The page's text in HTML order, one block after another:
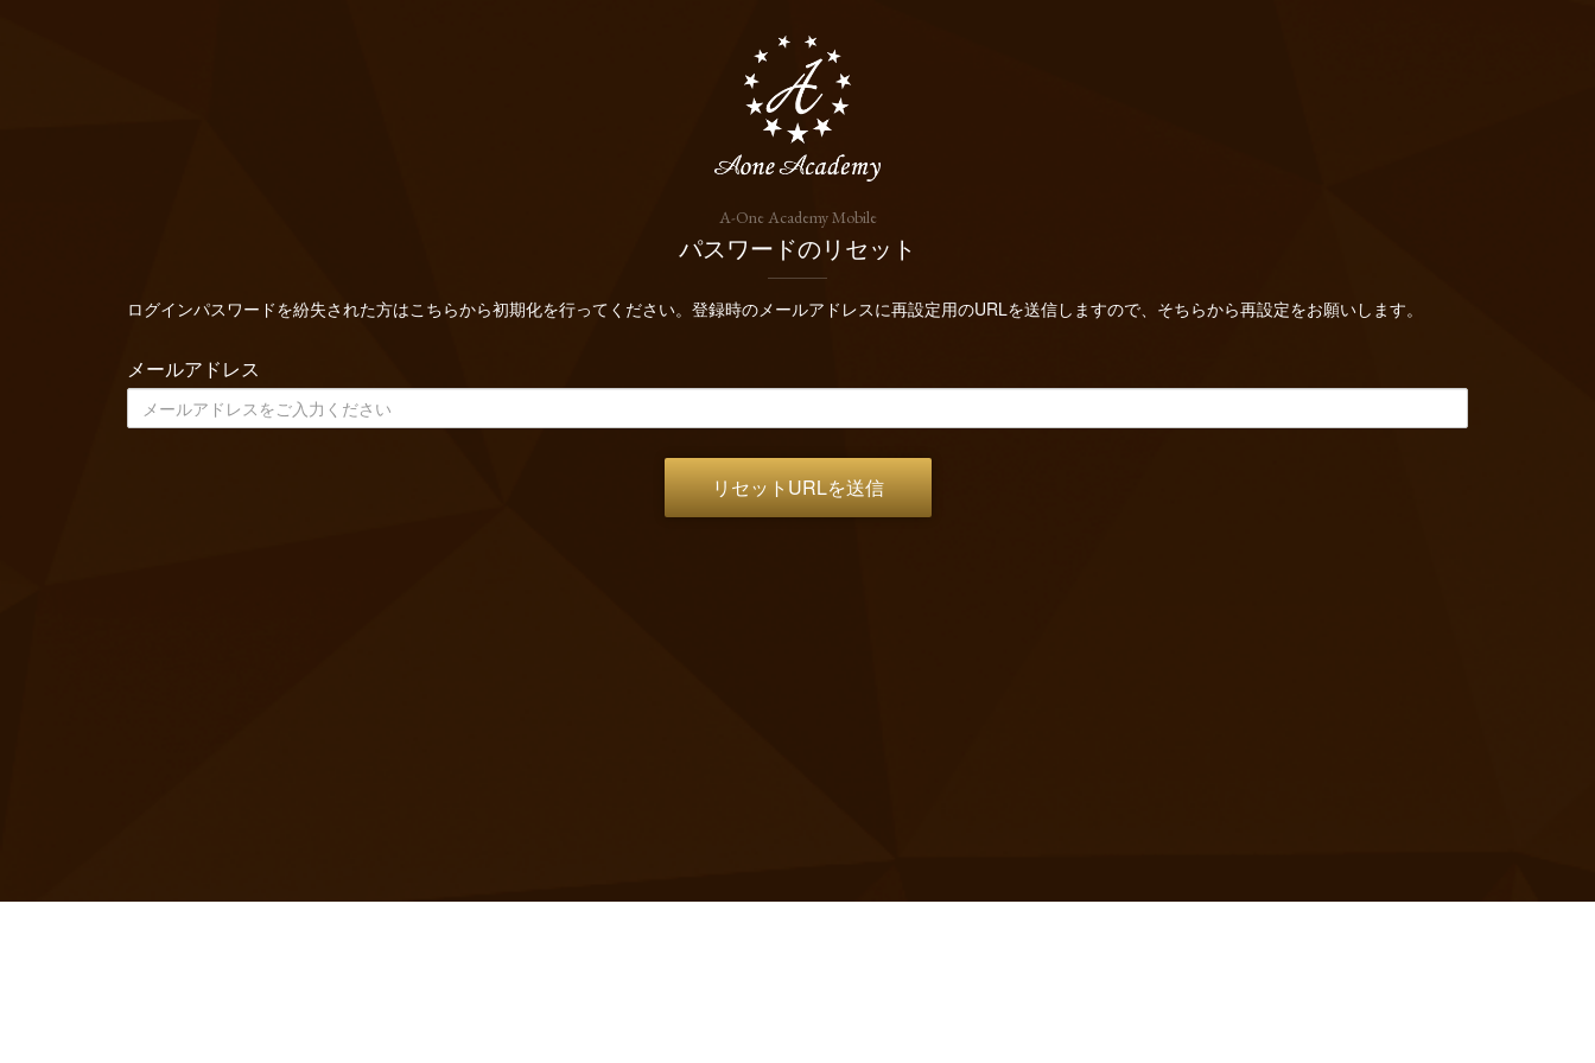
A-One Academy Mobile
パスワードのリセット
ログインパスワードを紛失された方はこちらから初期化を行ってください。登録時のメールアドレスに再設定用のURLを送信しますので、そちらから再設定をお願いします。
メールアドレス
リセットURLを送信